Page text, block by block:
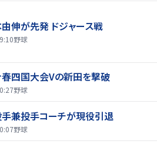
由伸が先発 ドジャース戦
野球
四国大会Vの新田を撃破
野球
兼投手コーチが現役引退
野球